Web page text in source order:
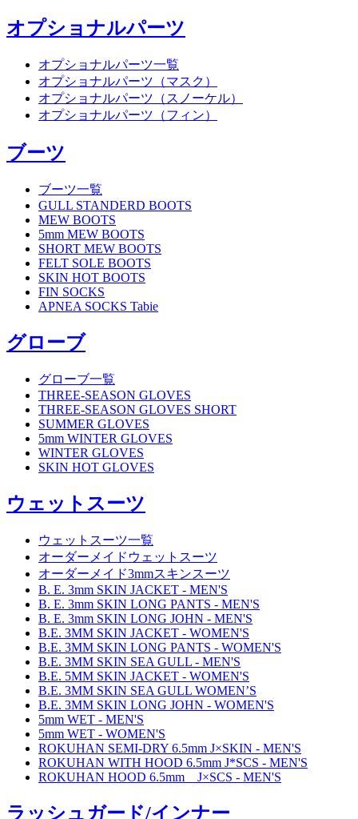
オプショナルパーツ
オプショナルパーツ一覧
オプショナルパーツ（マスク）
オプショナルパーツ（スノーケル）
オプショナルパーツ（フィン）
ブーツ
ブーツ一覧
GULL STANDERD BOOTS
MEW BOOTS
5mm MEW BOOTS
SHORT MEW BOOTS
FELT SOLE BOOTS
SKIN HOT BOOTS
FIN SOCKS
APNEA SOCKS Tabie
グローブ
グローブ一覧
THREE-SEASON GLOVES
THREE-SEASON GLOVES SHORT
SUMMER GLOVES
5mm WINTER GLOVES
WINTER GLOVES
SKIN HOT GLOVES
ウェットスーツ
ウェットスーツ一覧
オーダーメイドウェットスーツ
オーダーメイド3mmスキンスーツ
B. E. 3mm SKIN JACKET - MEN'S
B. E. 3mm SKIN LONG PANTS - MEN'S
B. E. 3mm SKIN LONG JOHN - MEN'S
B.E. 3MM SKIN JACKET - WOMEN'S
B.E. 3MM SKIN LONG PANTS - WOMEN'S
B.E. 3MM SKIN SEA GULL - MEN'S
B.E. 5MM SKIN JACKET - WOMEN'S
B.E. 3MM SKIN SEA GULL WOMEN’S
B.E. 3MM SKIN LONG JOHN - WOMEN'S
5mm WET - MEN'S
5mm WET - WOMEN'S
ROKUHAN SEMI-DRY 6.5mm J×SKIN - MEN'S
ROKUHAN WITH HOOD 6.5mm J*SCS - MEN'S
ROKUHAN HOOD 6.5mm J×SCS - MEN'S
ラッシュガード/インナー